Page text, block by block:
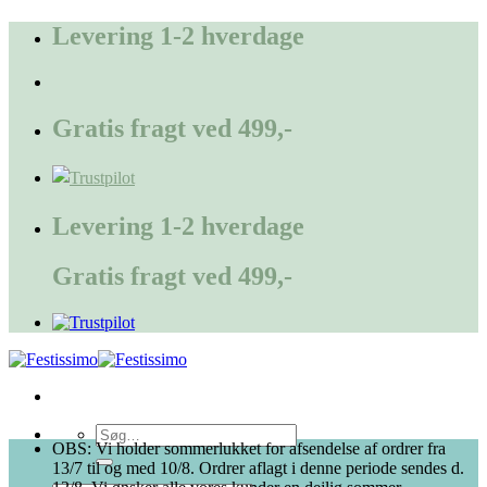
FortsætLevering 1-2 hverdage
Gratis fragt ved 499,-
Levering 1-2 hverdage
Gratis fragt ved 499,-
Søg
efter:
OBS: Vi holder sommerlukket for afsendelse af ordrer fra
13/7 til og med 10/8. Ordrer aflagt i denne periode sendes d.